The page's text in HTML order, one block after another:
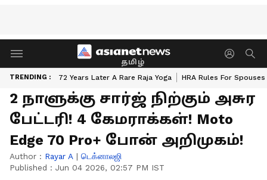
தமிழ்
TRENDING : 72 Years Later A Rare Raja Yoga HRA Rules For Spouses
2 நாளுக்கு சார்ஜ் நிற்கும் அசுர
பேட்டரி! 4 கேமராக்கள்! Moto
Edge 70 Pro+ போன் அறிமுகம்!
Author : Rayar A | டெக்னாலஜி
Published : Jun 04 2026, 02:57 PM IST